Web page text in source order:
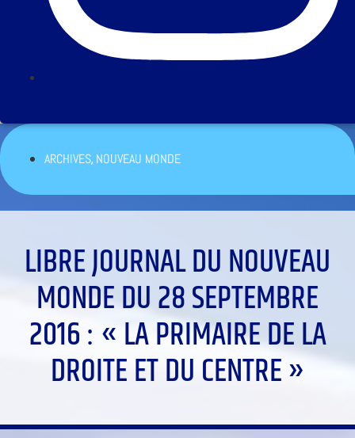
ARCHIVES,NOUVEAU MONDE
LIBRE JOURNAL DU NOUVEAU
MONDE DU 28 SEPTEMBRE
2016 : « LA PRIMAIRE DE LA
DROITE ET DU CENTRE »